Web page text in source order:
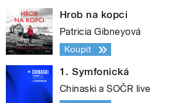
Hrob na kopci
Patricia Gibneyová
Koupit
1. Symfonická
Chinaski a SOČR live